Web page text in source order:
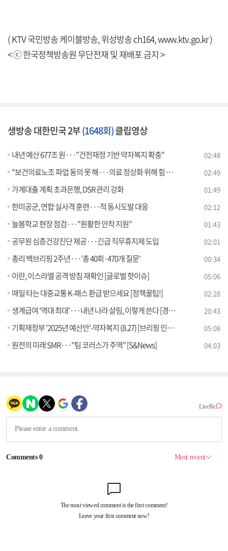
( KTV 국민방송 케이블방송, 위성방송 ch164,www.ktv.go.kr)
< ⓒ 한국정책방송원 무단전재 및 재배포 금지 >
생방송 대한민국 2부(1648회)클립영상
내년 예산 677조 원···"건전재정 기반 약자복지 확충" 02:48
"보건의료노조 파업 동의 못 해···의료 정상화 위해 힘 모아야" 02:49
가계대출 계획 초과은행, DSR 관리 강화 01:49
한미공군, 연합 실사격 훈련···적 동시도발 대응 02:12
늘봄학교 현장 점검···"원활한 안착 지원" 01:43
공무원 심층건강진단 제공···긴급 직무휴지제 도입 02:01
총리 백브리핑 2주년···'총 40회·470개 질문' 00:34
이란, 이스라엘 공격 방침 재확인 [글로벌 핫이슈] 05:06
매일 타는 대중교통 K-패스 환급 받으세요 [정책꿀팁!] 02:28
생계급여 '역대 최대'···내년 나라 살림, 이렇게 쓴다 [경제&이슈] 20:43
기획재정부 '2025년 예산안'-약자복지 (8.27) [브리핑 인사이트] 05:08
원전의 미래 SMR···"팀 코러스가 주역" [S&News] 04:03